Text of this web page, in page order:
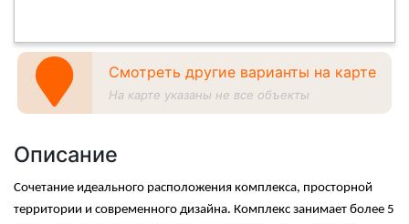
Смотреть другие варианты на карте
На карте указаны не все объекты
Описание
Сочетание идеального расположения комплекса, просторной
территории и современного дизайна. Комплекс занимает более 5